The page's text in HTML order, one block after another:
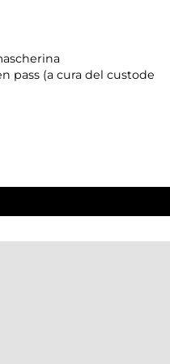
pass (a cura del custode